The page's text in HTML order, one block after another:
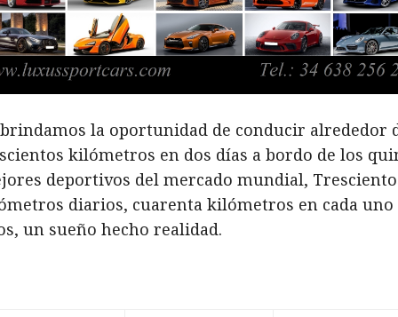
la oportunidad de conducir alrededor
kilómetros en dos días a bordo de los
deportivos del mercado mundial,
diarios, cuarenta kilómetros en cada uno
un sueño hecho realidad.